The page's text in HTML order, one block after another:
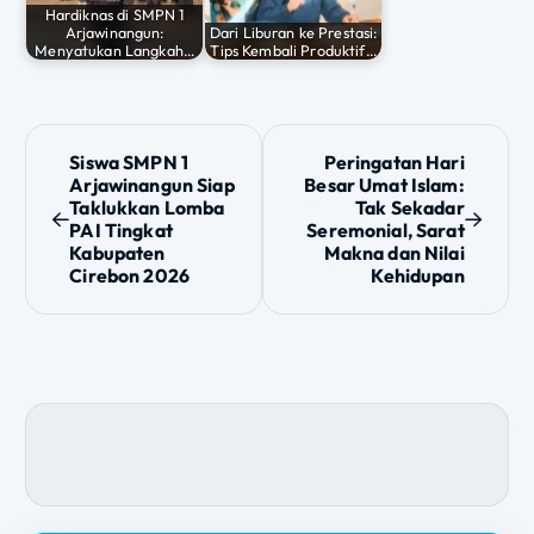
Hardiknas di SMPN 1
Arjawinangun:
Menyatukan Langkah…
Dari Liburan ke Prestasi:
Tips Kembali Produktif…
N
i
a
Siswa SMPN 1
Arjawinangun Siap
Taklukkan Lomba
PAI Tingkat
Kabupaten
Cirebon 2026
Peringatan Hari
Besar Umat Islam:
Tak Sekadar
Seremonial, Sarat
Makna dan Nilai
Kehidupan